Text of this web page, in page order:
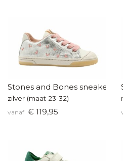
Stones and Bones sneakertjes
zilver (maat 23-32)
vanaf € 119,95